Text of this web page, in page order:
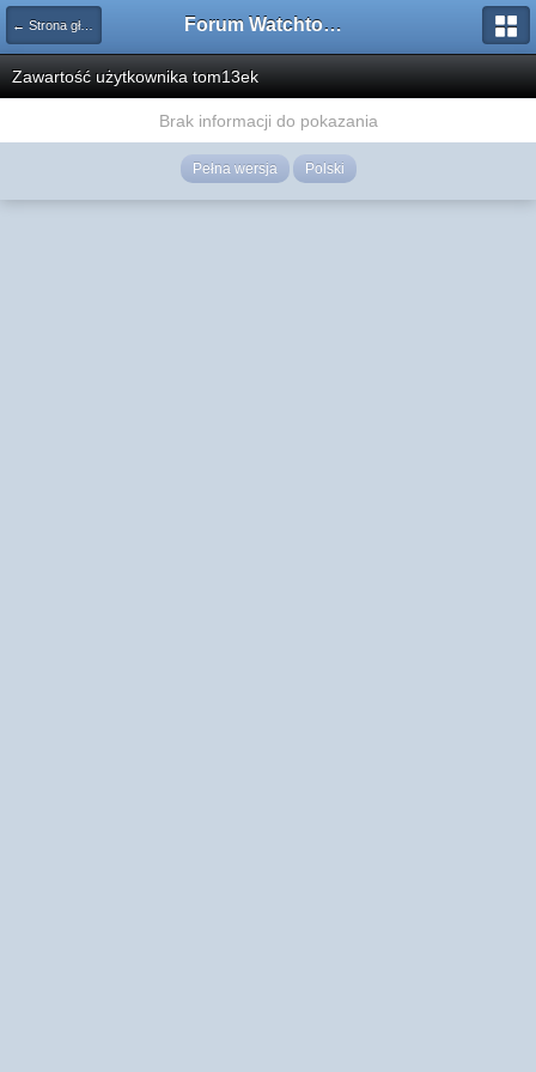
← Strona główna Forum Watchtower
Zawartość użytkownika tom13ek
Brak informacji do pokazania
Pełna wersja Polski